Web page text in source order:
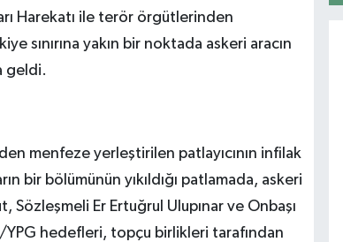
Harekatı ile terör örgütlerinden
sınırına yakın bir noktada askeri aracın
geldi.
menfeze yerleştirilen patlayıcının infilak
bir bölümünün yıkıldığı patlamada, askeri
Er Ertuğrul Ulupınar ve Onbaşı
YPG hedefleri, topçu birlikleri tarafından